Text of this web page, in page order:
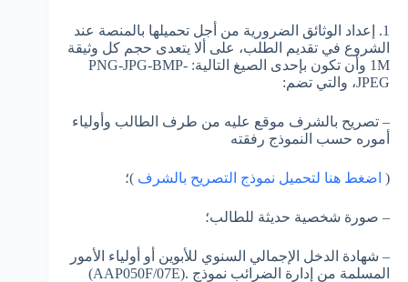
1. إعداد الوثائق الضرورية من أجل تحميلها بالمنصة عند
الشروع في تقديم الطلب، على ألا يتعدى حجم كل وثيقة
1M وأن تكون بإحدى الصيغ التالية: PNG-JPG-BMP-
JPEG، والتي تضم:
– تصريح بالشرف موقع عليه من طرف الطالب وأولياء
أموره حسب النموذج رفقته
( اضغط هنا لتحميل نموذج التصريح بالشرف )؛
– صورة شخصية حديثة للطالب؛
– شهادة الدخل الإجمالي السنوي للأبوين أو أولياء الأمور
المسلمة من إدارة الضرائب نموذج .(AAP050F/07E)